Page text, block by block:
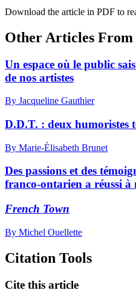
Download the article in PDF to
Other Articles
Un espace où le public
de nos artistes
By Jacqueline Gauthier
D.D.T. : deux humoristes
By Marie-Élisabeth Brunet
Des passions et des
franco-ontarien a réussi
French Town
By Michel Ouellette
Citation Tools
Cite this article